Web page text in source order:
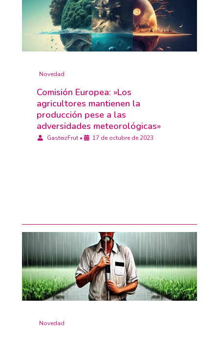
Novedad
Comisión Europea: »Los
agricultores mantienen la
producción pese a las
adversidades meteorológicas»
GasteizFrut • 17 de octubre de 2023
Novedad